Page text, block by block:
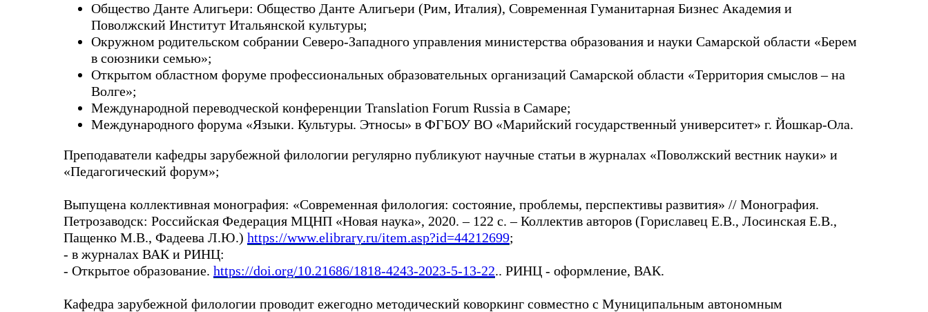
Общество Данте Алигьери: Общество Данте Алигьери (Рим, Италия), Современная Гуманитарная Бизнес Академия и
Поволжский Институт Итальянской культуры;
Окружном родительском собрании Северо-Западного управления министерства образования и науки Самарской области «Берем
в союзники семью»;
Открытом областном форуме профессиональных образовательных организаций Самарской области «Территория смыслов – на
Волге»;
Международной переводческой конференции Translation Forum Russia в Самаре;
Международного форума «Языки. Культуры. Этносы» в ФГБОУ ВО «Марийский государственный университет» г. Йошкар-Ола.
Преподаватели кафедры зарубежной филологии регулярно публикуют научные статьи в журналах «Поволжский вестник науки» и
«Педагогический форум»;
Выпущена коллективная монография: «Современная филология: состояние, проблемы, перспективы развития» // Монография.
Петрозаводск: Российская Федерация МЦНП «Новая наука», 2020. – 122 с. – Коллектив авторов (Гориславец Е.В., Лосинская Е.В.,
Пащенко М.В., Фадеева Л.Ю.) https://www.elibrary.ru/item.asp?id=44212699;
- в журналах ВАК и РИНЦ:
- Открытое образование. https://doi.org/10.21686/1818-4243-2023-5-13-22.. РИНЦ - оформление, ВАК.
Кафедра зарубежной филологии проводит ежегодно методический коворкинг совместно с Муниципальным автономным